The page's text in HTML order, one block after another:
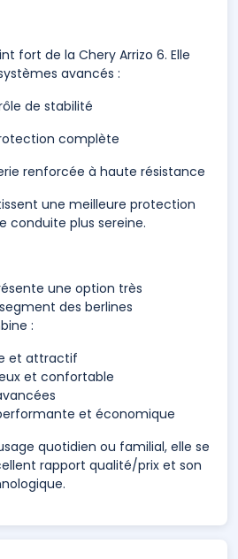
fort de la Chery Arrizo 6. Elle
avancés :
de stabilité
complète
renforcée à haute résistance
une meilleure protection
conduite plus sereine.
une option très
des berlines
:
et attractif
et confortable
et économique
quotidien ou familial, elle se
rapport qualité/prix et son